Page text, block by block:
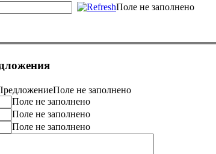
Поле не заполнено
Поле не заполнено
Поле не заполнено
Поле не заполнено
Поле не заполнено